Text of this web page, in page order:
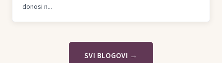
donosi n...
SVI BLOGOVI →